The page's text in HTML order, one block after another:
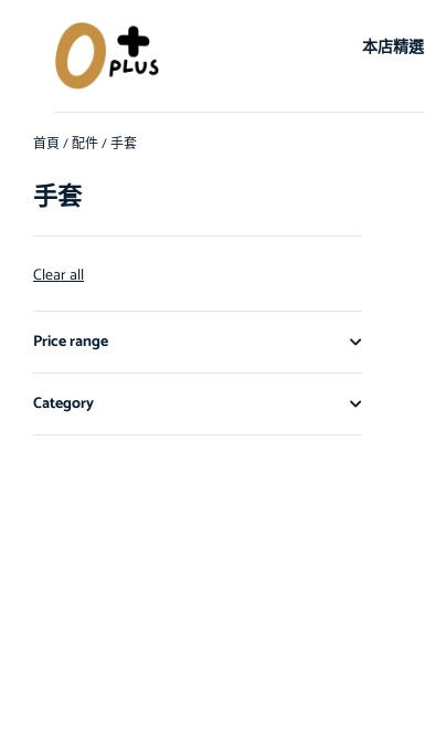
本店精選
首頁/配件/ 手套
手套
Clear all
Price range
Category